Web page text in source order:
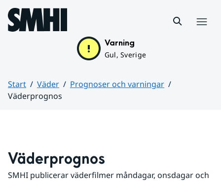
Hoppa till sidans innehåll
Varning
Gul, Sverige
Start Väder
Prognoser och varningar
Väderprognos
Väderprognos
SMHI publicerar väderfilmer måndagar, onsdagar och